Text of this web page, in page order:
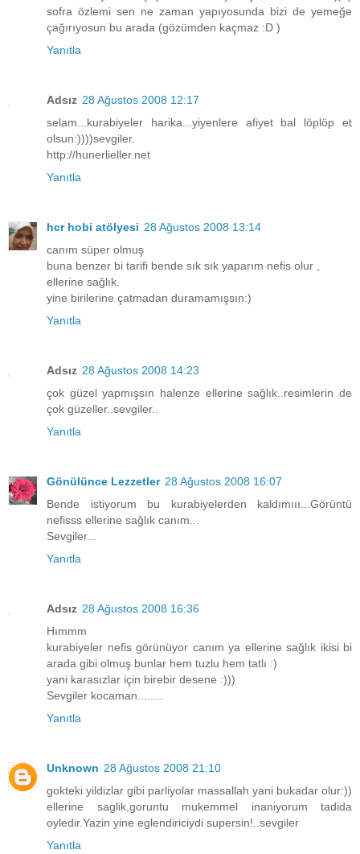
sofra özlemi sen ne zaman yapıyosunda bizi de yemeğe
çağırıyosun bu arada (gözümden kaçmaz :D )
Yanıtla
Adsız 28 Ağustos 2008 12:17
selam...kurabiyeler harika...yiyenlere afiyet bal löplöp et
olsun:))))sevgiler.
http://hunerlieller.net
Yanıtla
hcr hobi atölyesi 28 Ağustos 2008 13:14
canım süper olmuş
buna benzer bi tarifi bende sık sık yaparım nefis olur ,
ellerine sağlık.
yine birilerine çatmadan duramamışsın:)
Yanıtla
Adsız 28 Ağustos 2008 14:23
çok güzel yapmışsın halenze ellerine sağlık..resimlerin de
çok güzeller..sevgiler..
Yanıtla
Gönülünce Lezzetler 28 Ağustos 2008 16:07
Bende istiyorum bu kurabiyelerden kaldımııı...Görüntü
nefisss ellerine sağlık canım...
Sevgiler...
Yanıtla
Adsız 28 Ağustos 2008 16:36
Hımmm
kurabiyeler nefis görünüyor canım ya ellerine sağlık ikisi bi
arada gibi olmuş bunlar hem tuzlu hem tatlı :)
yani karasızlar için birebir desene :)))
Sevgiler kocaman........
Yanıtla
Unknown 28 Ağustos 2008 21:10
gokteki yildizlar gibi parliyolar massallah yani bukadar olur:))
ellerine saglik,goruntu mukemmel inaniyorum tadida
oyledir.Yazin yine eglendiriciydi supersin!..sevgiler
Yanıtla